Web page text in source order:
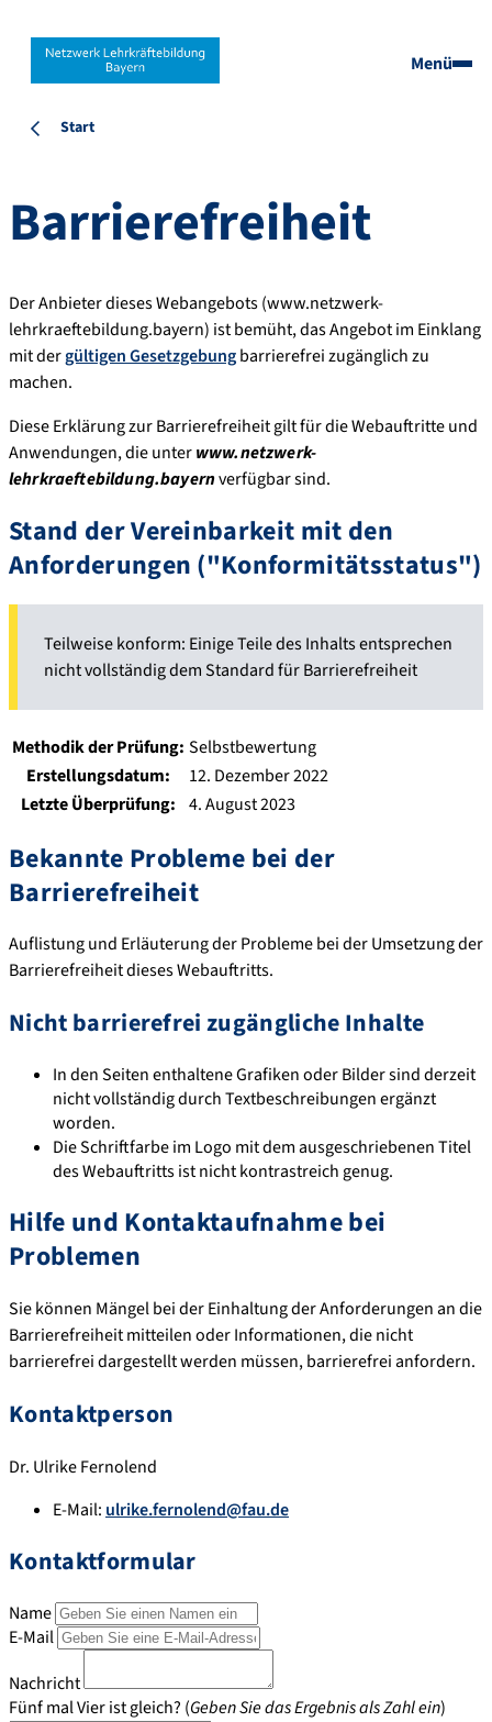
Menü
Start
Barrierefreiheit
Der Anbieter dieses Webangebots (www.netzwerk-
lehrkraeftebildung.bayern) ist bemüht, das Angebot im Einklang
mit dergültigen Gesetzgebungbarrierefrei zugänglich zu
machen.
Diese Erklärung zur Barrierefreiheit gilt für die Webauftritte und
Anwendungen, die unterwww.netzwerk-
lehrkraeftebildung.bayernverfügbar sind.
Stand der Vereinbarkeit mit den
Anforderungen ("Konformitätsstatus")
Teilweise konform: Einige Teile des Inhalts entsprechen
nicht vollständig dem Standard für Barrierefreiheit
Methodik der Prüfung: Selbstbewertung
Erstellungsdatum:
12. Dezember 2022
Letzte Überprüfung: 4. August 2023
Bekannte Probleme bei der
Barrierefreiheit
Auflistung und Erläuterung der Probleme bei der Umsetzung der
Barrierefreiheit dieses Webauftritts.
Nicht barrierefrei zugängliche Inhalte
In den Seiten enthaltene Grafiken oder Bilder sind derzeit
nicht vollständig durch Textbeschreibungen ergänzt
worden.
Die Schriftfarbe im Logo mit dem ausgeschriebenen Titel
des Webauftritts ist nicht kontrastreich genug.
Hilfe und Kontaktaufnahme bei
Problemen
Sie können Mängel bei der Einhaltung der Anforderungen an die
Barrierefreiheit mitteilen oder Informationen, die nicht
barrierefrei dargestellt werden müssen, barrierefrei anfordern.
Kontaktperson
Dr. Ulrike Fernolend
E-Mail: ulrike.fernolend@fau.de
Kontaktformular
Name
E-Mail
Nachricht
Fünf mal Vier ist gleich? (Geben Sie das Ergebnis als Zahl ein)